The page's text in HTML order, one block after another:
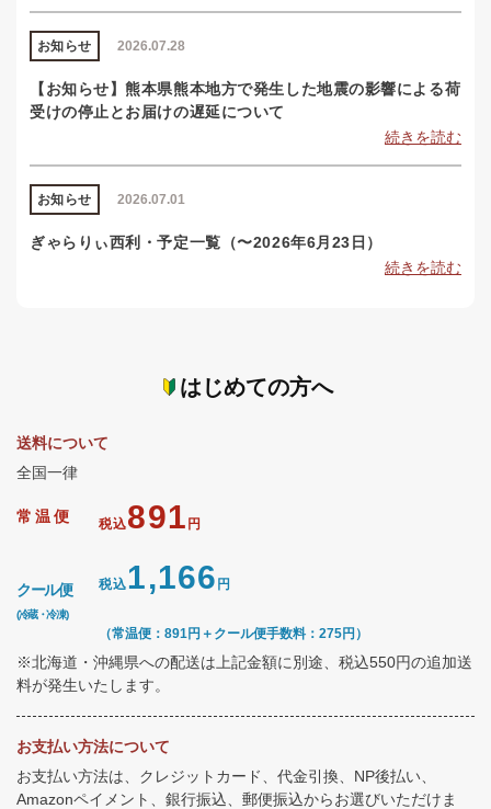
2026.07.28
お知らせ
【お知らせ】熊本県熊本地方で発生した地震の影響による荷
受けの停止とお届けの遅延について
続きを読む
2026.07.01
お知らせ
ぎゃらりぃ西利・予定一覧（〜2026年6月23日）
続きを読む
はじめての方へ
送料について
全国一律
常温便 税込891 円
クール便
(冷蔵・冷凍)
税込1,166 円
（常温便：891円＋クール便手数料：275円）
※北海道・沖縄県への配送は上記金額に別途、税込550円の追加送
料が発生いたします。
お支払い方法について
お支払い方法は、クレジットカード、代金引換、NP後払い、
Amazonペイメント、銀行振込、郵便振込からお選びいただけま